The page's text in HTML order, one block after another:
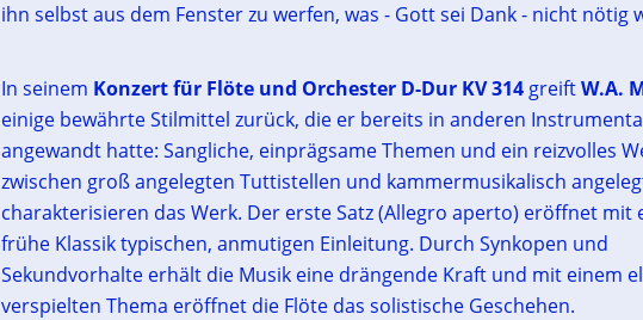
ihn selbst aus dem Fenster zu werfen, was - Gott sei Dank - nicht nötig
In seinem Konzert für Flöte und Orchester D-Dur KV 314 greiftW.A.
einige bewährte Stilmittel zurück, die er bereits in anderen
angewandt hatte: Sangliche, einprägsame Themen und ein reizvolles
zwischen groß angelegten Tuttistellen und kammermusikalisch
charakterisieren das Werk. Der erste Satz (Allegro aperto) eröffnet mit
frühe Klassik typischen, anmutigen Einleitung. Durch Synkopen und
Sekundvorhalte erhält die Musik eine drängende Kraft und mit einem
verspielten Thema eröffnet die Flöte das solistische Geschehen.